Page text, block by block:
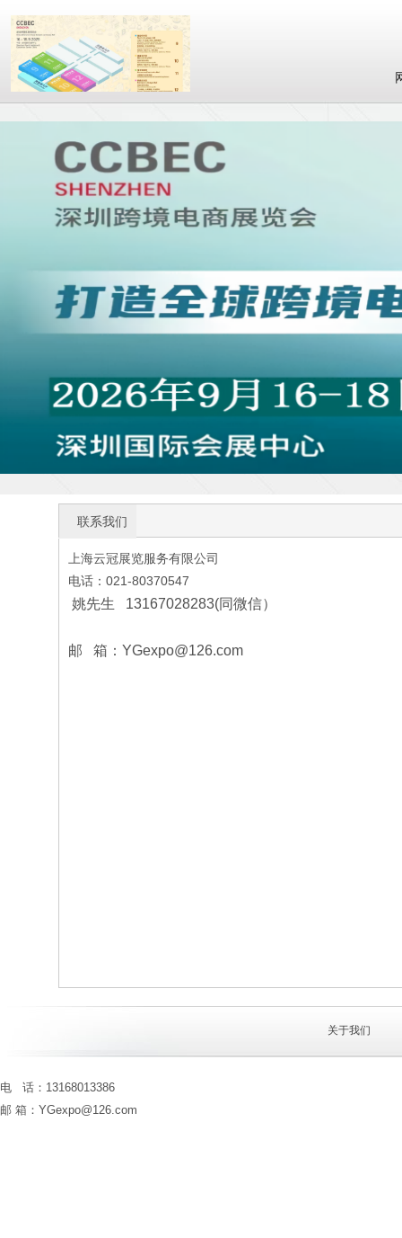
联系我们
上海云冠展览服务有限公司
电话：021-80370547
姚先生 13167028283(同微信）
邮 箱：YGexpo@126.com
关于我们
电 话：13168013386
邮 箱：YGexpo@126.com